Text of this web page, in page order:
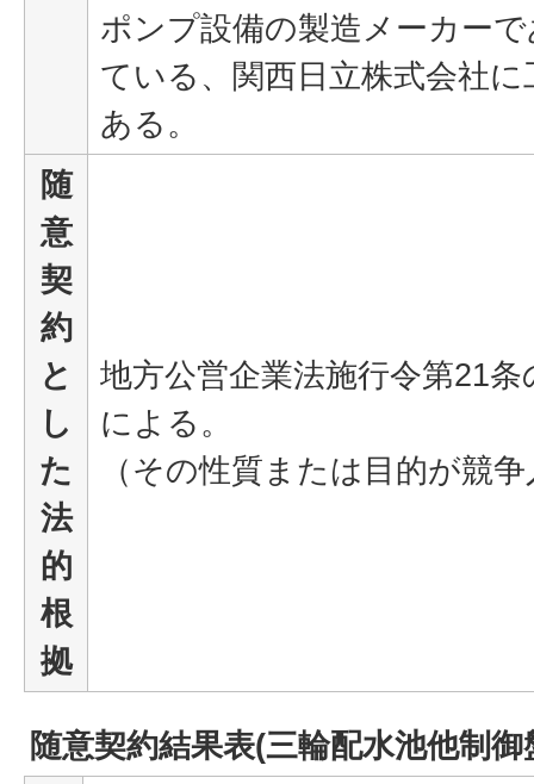
ポンプ設備の製造メーカー
ている、関西日立株式会社
ある。
随
意
契
約
と
し
た
法
的
根
拠
地方公営企業法施行令第21
による。
（その性質または目的が競
随意契約結果表(三輪配水池他制